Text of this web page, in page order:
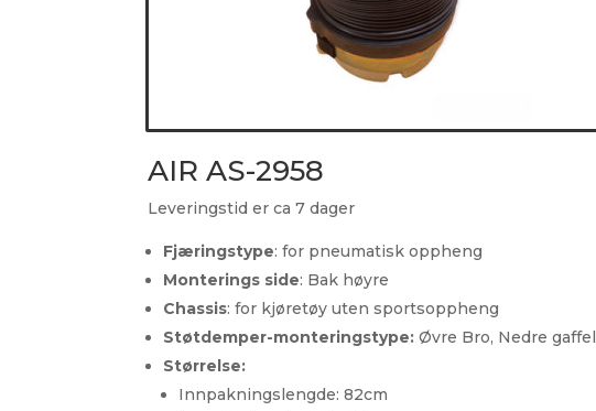
AIR AS-2958
Leveringstid er ca 7 dager
Fjæringstype: for pneumatisk oppheng
Monterings side: Bak høyre
Chassis: for kjøretøy uten sportsoppheng
Støtdemper-monteringstype:Øvre Bro, Nedre gaffel
Størrelse:
Innpakningslengde: 82cm